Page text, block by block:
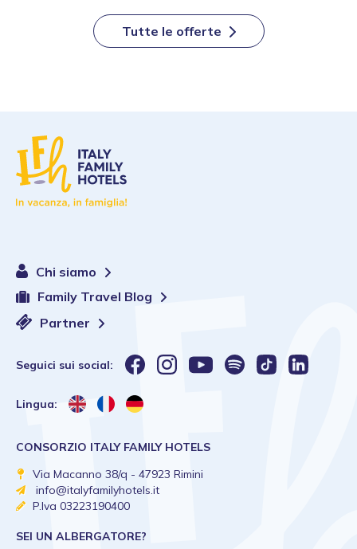
Tutte le offerte
Chi siamo
Family Travel Blog
Partner
Seguici sui social:
Lingua:
CONSORZIO ITALY FAMILY HOTELS
Via Macanno 38/q - 47923 Rimini
info@italyfamilyhotels.it
P.Iva 03223190400
SEI UN ALBERGATORE?